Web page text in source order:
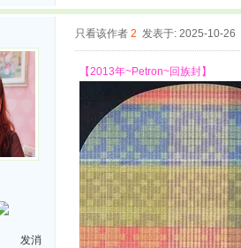
发消
只看该作者 2 发表于: 2025-10-26
【2013年~Petron~回族封】